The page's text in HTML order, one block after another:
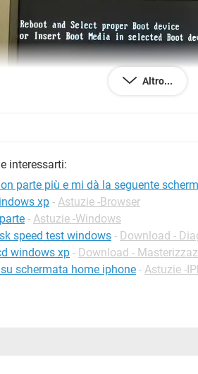
Altro...
interessarti:
parte più e mi dà la seguente
xp - Astuzie -Browser
- Astuzie -Windows
speed test windows - Download -
windows xp - Download -
schermata home iphone - Astuzie -